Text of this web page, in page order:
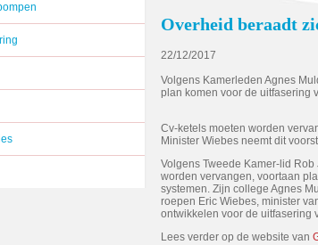
Overheid beraadt
22/12/2017
Volgens Kamerleden Agnes
plan komen voor de uitfasering
Cv-ketels moeten worden
Minister Wiebes neemt dit
Volgens Tweede Kamer-lid
worden vervangen, voortaan
systemen. Zijn college Agnes
roepen Eric Wiebes, minister
ontwikkelen voor de uitfasering
Lees verder op de website van